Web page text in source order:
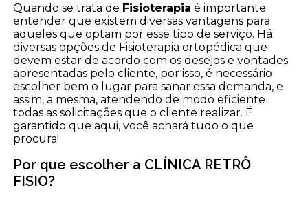
Quando se trata de Fisioterapia é importante
entender que existem diversas vantagens para
aqueles que optam por esse tipo de serviço. Há
diversas opções de Fisioterapia ortopédica que
devem estar de acordo com os desejos e vontades
apresentadas pelo cliente, por isso, é necessário
escolher bem o lugar para sanar essa demanda, e
assim, a mesma, atendendo de modo eficiente
todas as solicitações que o cliente realizar. É
garantido que aqui, você achará tudo o que
procura!
Por que escolher a CLÍNICA RETRÔ
FISIO?